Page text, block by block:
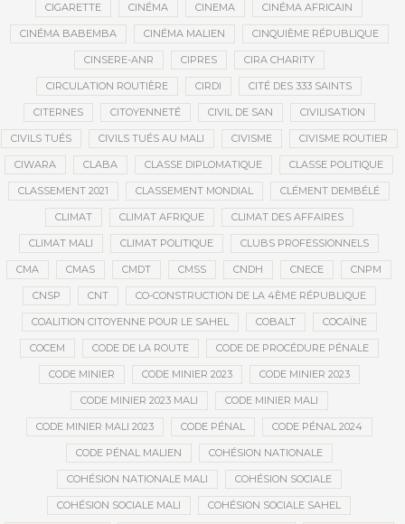
CIGARETTE CINÉMA CINEMA CINÉMA AFRICAIN
CINÉMA BABEMBA CINÉMA MALIEN CINQUIÈME RÉPUBLIQUE
CINSERE-ANR CIPRES CIRA CHARITY
CIRCULATION ROUTIÈRE CIRDI CITÉ DES 333 SAINTS
CITERNES CITOYENNETÉ CIVIL DE SAN CIVILISATION
CIVILS TUÉS CIVILS TUÉS AU MALI CIVISME CIVISME ROUTIER
CIWARA CLABA CLASSE DIPLOMATIQUE CLASSE POLITIQUE
CLASSEMENT 2021 CLASSEMENT MONDIAL CLÉMENT DEMBÉLÉ
CLIMAT CLIMAT AFRIQUE CLIMAT DES AFFAIRES
CLIMAT MALI CLIMAT POLITIQUE CLUBS PROFESSIONNELS
CMA CMAS CMDT CMSS CNDH CNECE CNPM
CNSP CNT CO-CONSTRUCTION DE LA 4ÈME RÉPUBLIQUE
COALITION CITOYENNE POUR LE SAHEL COBALT COCAÏNE
COCEM CODE DE LA ROUTE CODE DE PROCÉDURE PÉNALE
CODE MINIER CODE MINIER 2023 CODE MINIER 2023
CODE MINIER 2023 MALI CODE MINIER MALI
CODE MINIER MALI 2023 CODE PÉNAL CODE PÉNAL 2024
CODE PÉNAL MALIEN COHÉSION NATIONALE
COHÉSION NATIONALE MALI COHÉSION SOCIALE
COHÉSION SOCIALE MALI COHÉSION SOCIALE SAHEL